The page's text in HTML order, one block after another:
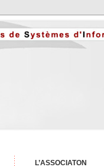
L’ASSOCIATON